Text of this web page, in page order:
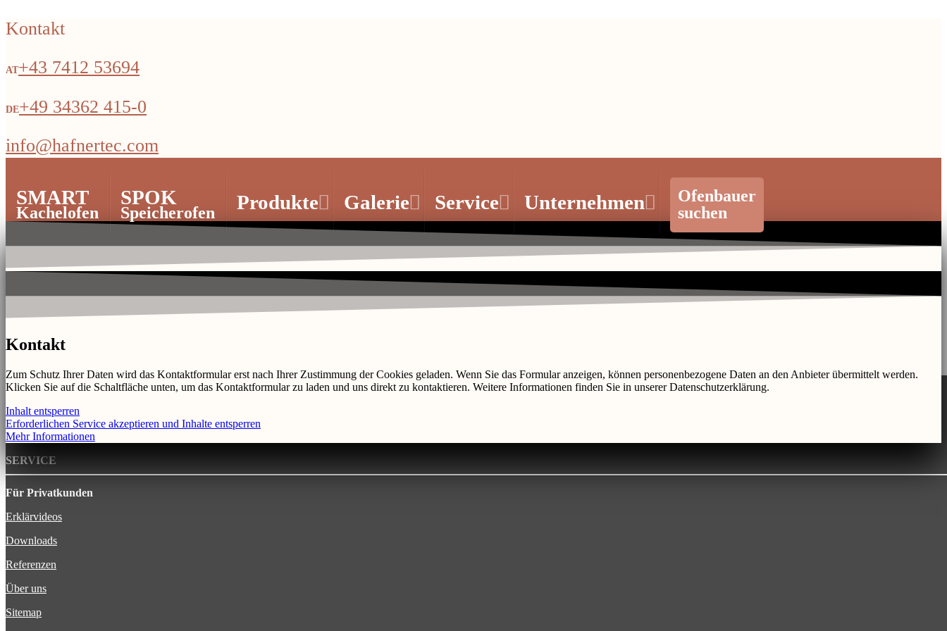
Kontakt
+43 7412 53694
+49 34362 415-0
info@hafnertec.com
SMART
Kachelofen
SPOK
Speicherofen Produkte Galerie Service Unternehmen
Ofenbauer
suchen
Kontakt
Zum Schutz Ihrer Daten wird das Kontaktformular erst nach Ihrer Zustimmung der Cookies geladen. Wenn Sie das Formular anzeigen, können personenbezogene Daten an den Anbieter übermittelt werden.
Klicken Sie auf die Schaltfläche unten, um das Kontaktformular zu laden und uns direkt zu kontaktieren. Weitere Informationen finden Sie in unserer Datenschutzerklärung.
Inhalt entsperren
Erforderlichen Service akzeptieren und Inhalte entsperren
Mehr Informationen
SERVICE
Für Privatkunden
Erklärvideos
Downloads
Referenzen
Über uns
Sitemap